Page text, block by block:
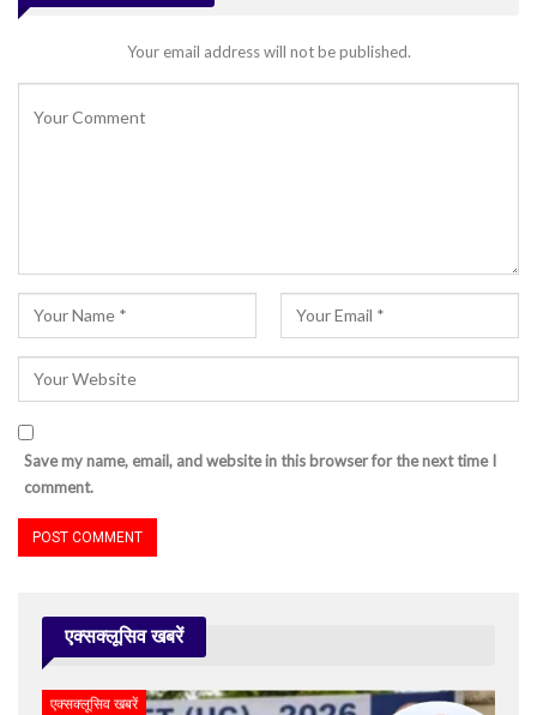
Your email address will not be published.
Save my name, email, and website in this browser for the next time I
comment.
एक्सक्लूसिव खबरें
एक्सक्लूसिव खबरें